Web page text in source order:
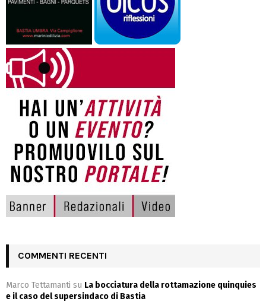
COMMENTI RECENTI
Marco Tettamanti su La bocciatura della rottamazione quinquies
e il caso del supersindaco di Bastia